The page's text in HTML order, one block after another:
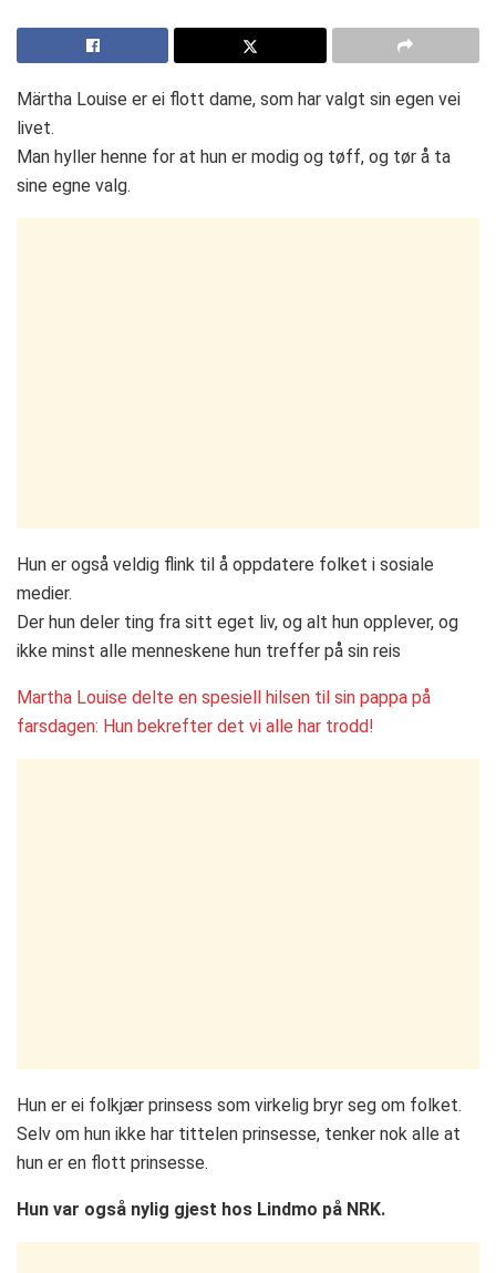
Märtha Louise er ei flott dame, som har valgt sin egen vei
livet.
Man hyller henne for at hun er modig og tøff, og tør å ta
sine egne valg.
Hun er også veldig flink til å oppdatere folket i sosiale
medier.
Der hun deler ting fra sitt eget liv, og alt hun opplever, og
ikke minst alle menneskene hun treffer på sin reis
Martha Louise delte en spesiell hilsen til sin pappa på
farsdagen: Hun bekrefter det vi alle har trodd!
Hun er ei folkjær prinsess som virkelig bryr seg om folket.
Selv om hun ikke har tittelen prinsesse, tenker nok alle at
hun er en flott prinsesse.
Hun var også nylig gjest hos Lindmo på NRK.